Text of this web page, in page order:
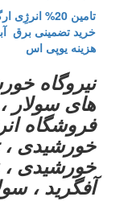
تامین 20% انرژِی ارگان ها
خرید تضمینی برق
هزینه یوپی اس
نیروگاه
های سولار
فروشگاه
خورشیدی ،
خورشیدی ،
آفگرید ،